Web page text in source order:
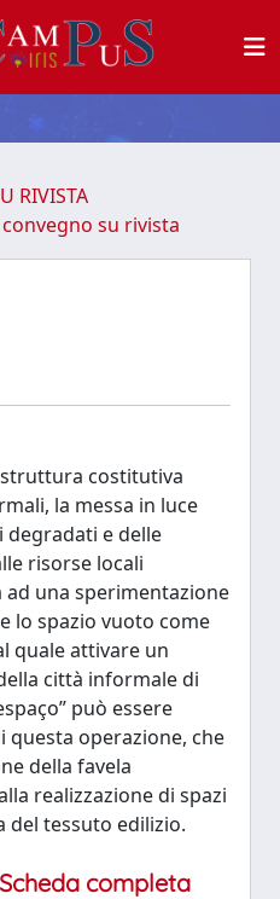
RIVISTA
su rivista
costitutiva
la messa in luce
degradati e delle
risorse locali
ad una sperimentazione
lo spazio vuoto come
quale attivare un
città informale di
può essere
questa operazione, che
della favela
realizzazione di spazi
del tessuto edilizio.
Scheda completa